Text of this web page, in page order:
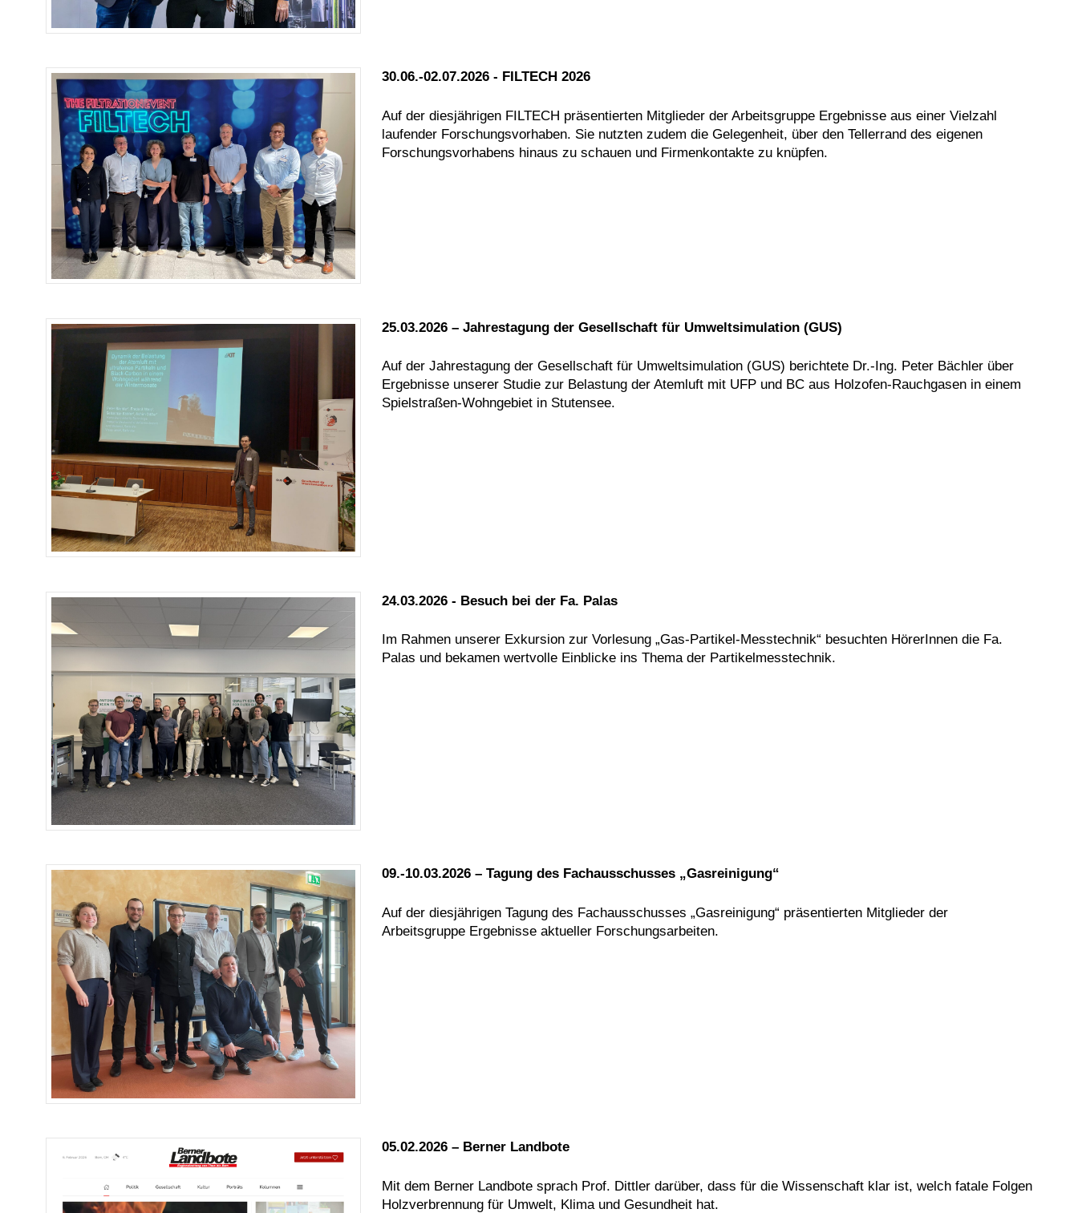
30.06.-02.07.2026 - FILTECH 2026
Auf der diesjährigen FILTECH präsentierten Mitglieder der Arbeitsgruppe Ergebnisse aus einer Vielzahl
laufender Forschungsvorhaben. Sie nutzten zudem die Gelegenheit, über den Tellerrand des eigenen
Forschungsvorhabens hinaus zu schauen und Firmenkontakte zu knüpfen.
25.03.2026 – Jahrestagung der Gesellschaft für Umweltsimulation (GUS)
Auf der Jahrestagung der Gesellschaft für Umweltsimulation (GUS) berichtete Dr.-Ing. Peter Bächler über
Ergebnisse unserer Studie zur Belastung der Atemluft mit UFP und BC aus Holzofen-Rauchgasen in einem
Spielstraßen-Wohngebiet in Stutensee.
24.03.2026 - Besuch bei der Fa. Palas
Im Rahmen unserer Exkursion zur Vorlesung „Gas-Partikel-Messtechnik“ besuchten HörerInnen die Fa.
Palas und bekamen wertvolle Einblicke ins Thema der Partikelmesstechnik.
09.-10.03.2026 – Tagung des Fachausschusses „Gasreinigung“
Auf der diesjährigen Tagung des Fachausschusses „Gasreinigung“ präsentierten Mitglieder der
Arbeitsgruppe Ergebnisse aktueller Forschungsarbeiten.
05.02.2026 – Berner Landbote
Mit dem Berner Landbote sprach Prof. Dittler darüber, dass für die Wissenschaft klar ist, welch fatale Folgen
Holzverbrennung für Umwelt, Klima und Gesundheit hat.